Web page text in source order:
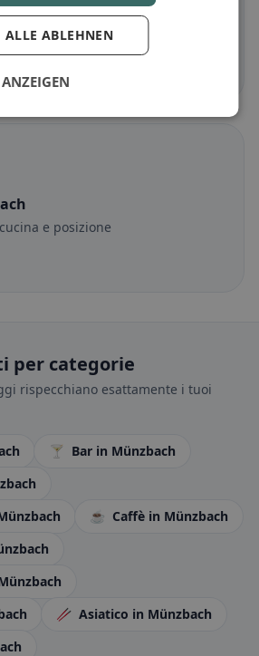
Münzbach
e consigli della community
e posizione
per categorie
rispecchiano esattamente i tuoi
🍸 Bar in Münzbach
☕ Caffè in Münzbach
🥢 Asiatico in Münzbach
ALLE ABLEHNEN